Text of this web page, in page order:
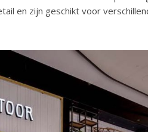
en zijn geschikt voor